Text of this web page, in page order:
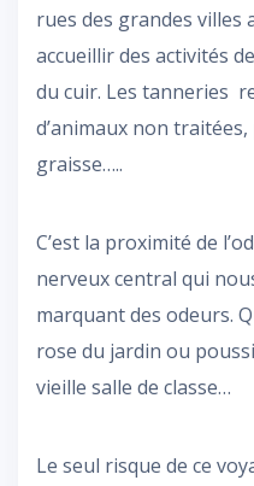
rues des grandes villes
accueillir des activités
du cuir. Les tanneries
d’animaux non
graisse…..
C’est la proximité de
nerveux central qui
marquant des odeurs.
rose du jardin ou
vieille salle de classe…
Le seul risque de ce